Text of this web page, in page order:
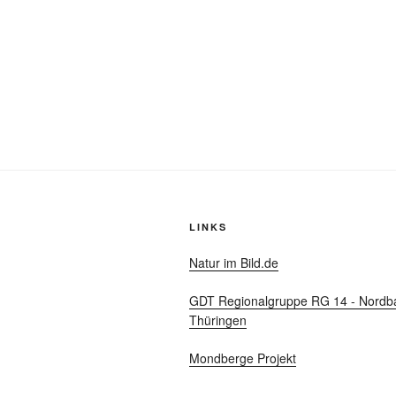
LINKS
Natur im Bild.de
GDT Regionalgruppe RG 14 -
Thüringen
Mondberge Projekt